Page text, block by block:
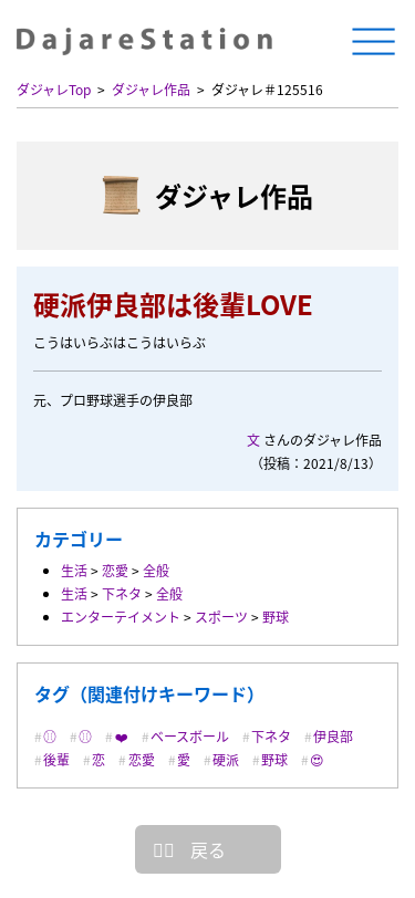
ダジャレTop ダジャレ作品 ダジャレ＃125516
ダジャレ作品
硬派伊良部は後輩LOVE
こうはいらぶはこうはいらぶ
元、プロ野球選手の伊良部
文 さんのダジャレ作品
（投稿：2021/8/13）
カテゴリー
生活>恋愛 >全般
生活>下ネタ >全般
エンターテイメント > スポーツ >野球
タグ（関連付けキーワード）
⚾︎ ⚾️ ❤️ ベースボール 下ネタ
伊良部
後輩
恋 恋愛 愛 硬派 野球 😍
戻る